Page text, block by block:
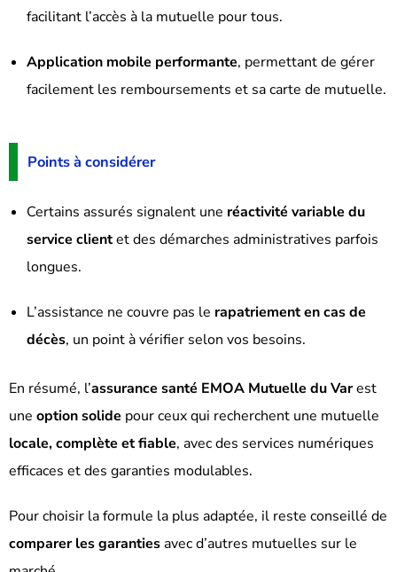
facilitant l’accès à la mutuelle pour tous.
Application mobile performante, permettant de gérer
facilement les remboursements et sa carte de mutuelle.
Points à considérer
Certains assurés signalent une réactivité variable du
service clientet des démarches administratives parfois
longues.
L’assistance ne couvre pas le rapatriement en cas de
décès, un point à vérifier selon vos besoins.
En résumé, l’assurance santé EMOA Mutuelle du Varest
une option solide pour ceux qui recherchent une mutuelle
locale, complète et fiable, avec des services numériques
efficaces et des garanties modulables.
Pour choisir la formule la plus adaptée, il reste conseillé de
comparer les garantiesavec d’autres mutuelles sur le